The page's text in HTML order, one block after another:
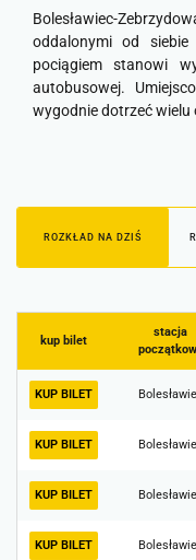
Bolesławiec-
oddalonymi od
pociągiem stanowi
autobusowej.
wygodnie dotrzeć wielu
ROZKŁAD NA DZIŚ
stacja
kup bilet
KUP BILET
KUP BILET
KUP BILET
KUP BILET